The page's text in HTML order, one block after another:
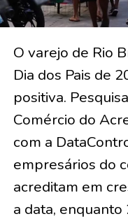
O varejo de Rio
Dia dos Pais de
positiva.
Comércio do
com a
empresários do
acreditam em
a data,